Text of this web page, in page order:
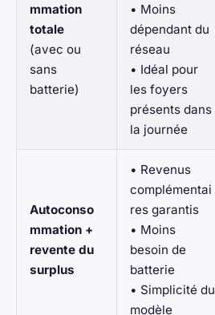
mmation
totale
(avec ou
sans
batterie)
• Moins
dépendant du
réseau
• Idéal pour
les foyers
présents dans
la journée
Autoconso
mmation +
revente du
surplus
• Revenus
complémentai
res garantis
• Moins
besoin de
batterie
• Simplicité du
modèle